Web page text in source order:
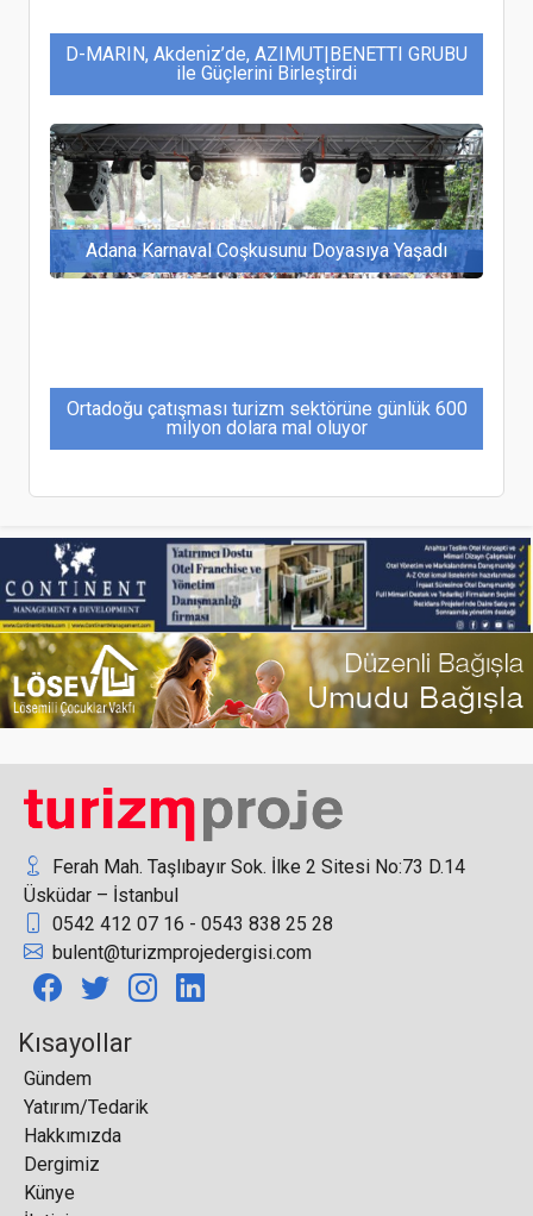
D-MARIN, Akdenı̇z’de, AZIMUT|BENETTI GRUBU
ile Güçlerini Birleştirdi
Adana Karnaval Coşkusunu Doyasıya Yaşadı
Ortadoğu çatışması turizm sektörüne günlük 600
milyon dolara mal oluyor
Gloria Özaltın Championship 2025’te Şampiyonlar
Belli Oldu
Satılık Otelinizi "Çantacılara" Kaptırmayın!
Moskova'nın gözde arsasına 'Dubai Mahallesi'
yapılıyor
Continent Worldwide, Afrika’daki büyümesini yeni
‘Continent Collection’ markalı oteli ile devam
Ferah Mah. Taşlıbayır Sok. İlke 2 Sitesi No:73 D.14
Üsküdar – İstanbul
0542 412 07 16 - 0543 838 25 28
bulent@turizmprojedergisi.com
Kısayollar
Gündem
Yatırım/Tedarik
Hakkımızda
Dergimiz
Künye